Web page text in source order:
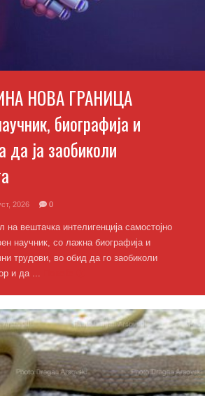
НОВА ГРАНИЦА
биографија и
да ја заобиколи
2026 0
на вештачка интелигенција самостојно
научник, со лажна биографија и
трудови, во обид да го заобиколи
и да ...